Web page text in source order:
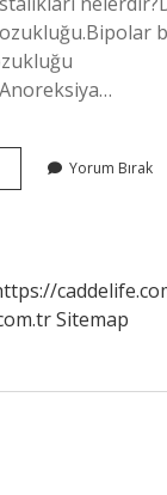
Yorum Bırak
Sitemap